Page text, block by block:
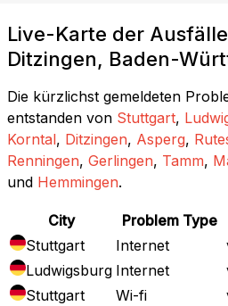
Live-Karte der
Ditzingen, Baden-
Die kürzlichst gemeldeten
entstanden von Stuttgart,
Korntal, Ditzingen, Asperg,
Renningen, Gerlingen, Tamm,
und Hemmingen.
City Problem Type
Stuttgart
Internet
Ludwigsburg Internet
Stuttgart
Wi-fi